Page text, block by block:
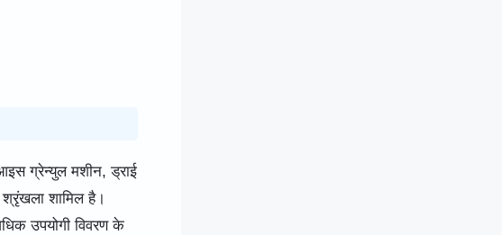
ग्रेन्युल मशीन, ड्राई
शामिल है।
उपयोगी विवरण के